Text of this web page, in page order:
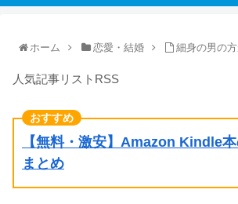
ホーム 恋愛・結婚 細身の男の
人気記事リストRSS
【無料・激安】Amazon Kindle
まとめ